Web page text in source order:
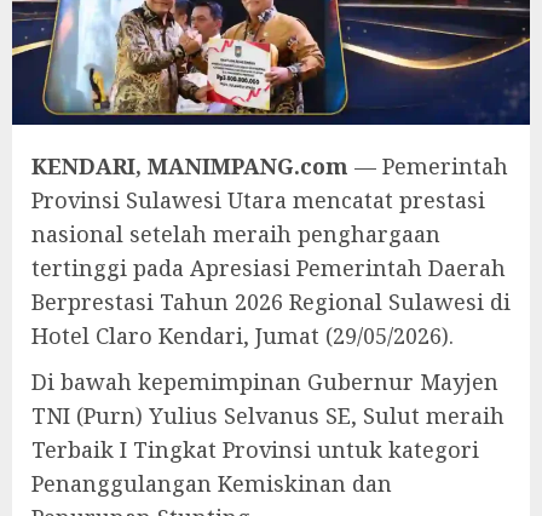
KENDARI, MANIMPANG.com — Pemerintah
Provinsi Sulawesi Utara mencatat prestasi
nasional setelah meraih penghargaan
tertinggi pada Apresiasi Pemerintah Daerah
Berprestasi Tahun 2026 Regional Sulawesi di
Hotel Claro Kendari, Jumat (29/05/2026).
Di bawah kepemimpinan Gubernur Mayjen
TNI (Purn) Yulius Selvanus SE, Sulut meraih
Terbaik I Tingkat Provinsi untuk kategori
Penanggulangan Kemiskinan dan